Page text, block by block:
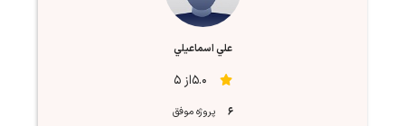
علي اسماعيلي
5.0از 5
6 پروژه موفق